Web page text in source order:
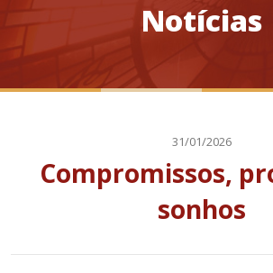
Notícias
31/01/2026
Compromissos,
sonhos